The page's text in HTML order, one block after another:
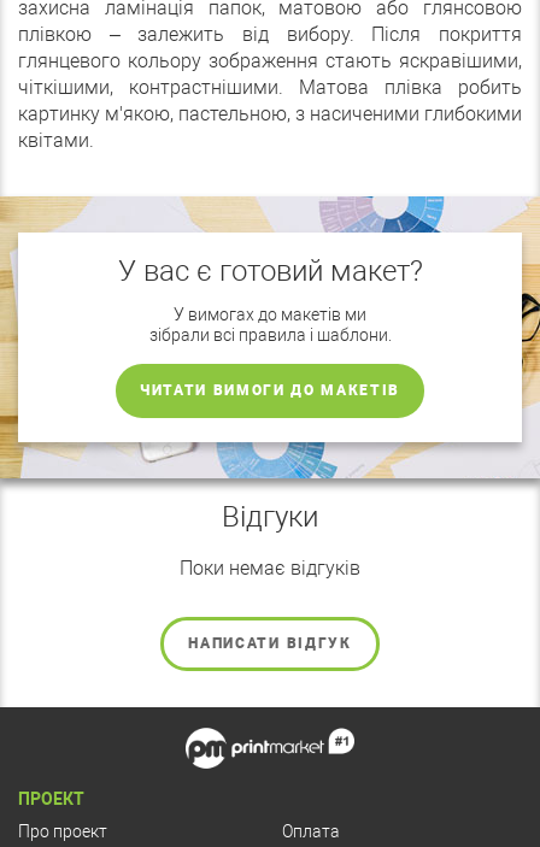
захисна ламінація папок, матовою або глянсовою
плівкою – залежить від вибору. Після покриття
глянцевого кольору зображення стають яскравішими,
чіткішими, контрастнішими. Матова плівка робить
картинку м'якою, пастельною, з насиченими глибокими
квітами.
У вас є готовий макет?
У вимогах до макетів ми
зібрали всі правила і шаблони.
ЧИТАТИ ВИМОГИ ДО МАКЕТІВ
Відгуки
Поки немає відгуків
НАПИСАТИ ВІДГУК
ПРОЕКТ
Про проект
Оплата